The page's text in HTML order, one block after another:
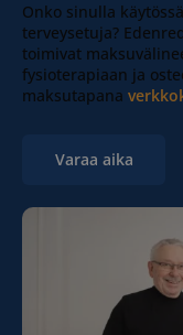
Onko sinulla
terveysetuja?
toimivat
fysioterapiaan ja
maksutapana
Varaa aika